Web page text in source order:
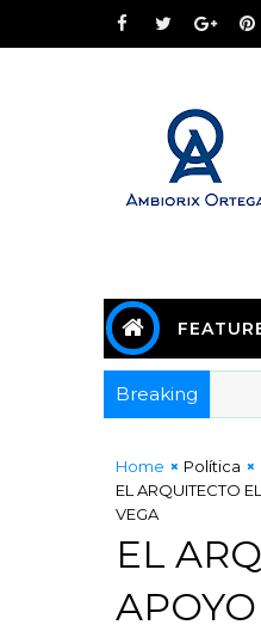
Breaking
Home
Política
EL ARQUITECTO
VEGA
EL